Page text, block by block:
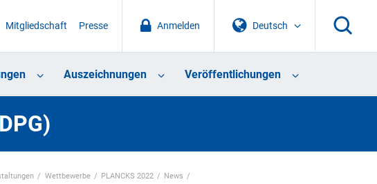
Deutsch
Anmelden
Mitgliedschaft Presse
Auszeichnungen Veröffentlichungen
Wettbewerbe PLANCKS 2022
News